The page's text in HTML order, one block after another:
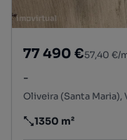
77 490 €57,40 €/
-
Oliveira (Santa Maria),
Preço por metro
1350 m²